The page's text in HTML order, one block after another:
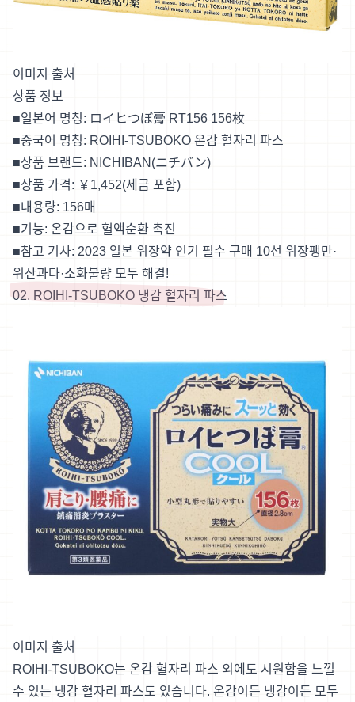
이미지 출처
상품 정보
■일본어 명칭: ロイヒつぼ膏 RT156 156枚
■중국어 명칭: ROIHI-TSUBOKO 온감 혈자리 파스
■상품 브랜드: NICHIBAN(ニチバン)
■상품 가격: ￥1,452(세금 포함)
■내용량: 156매
■기능: 온감으로 혈액순환 촉진
■참고 기사: 2023 일본 위장약 인기 필수 구매 10선 위장팽만·
위산과다·소화불량 모두 해결!
02. ROIHI-TSUBOKO 냉감 혈자리 파스
이미지 출처
ROIHI-TSUBOKO는 온감 혈자리 파스 외에도 시원함을 느낄
수 있는 냉감 혈자리 파스도 있습니다. 온감이든 냉감이든 모두